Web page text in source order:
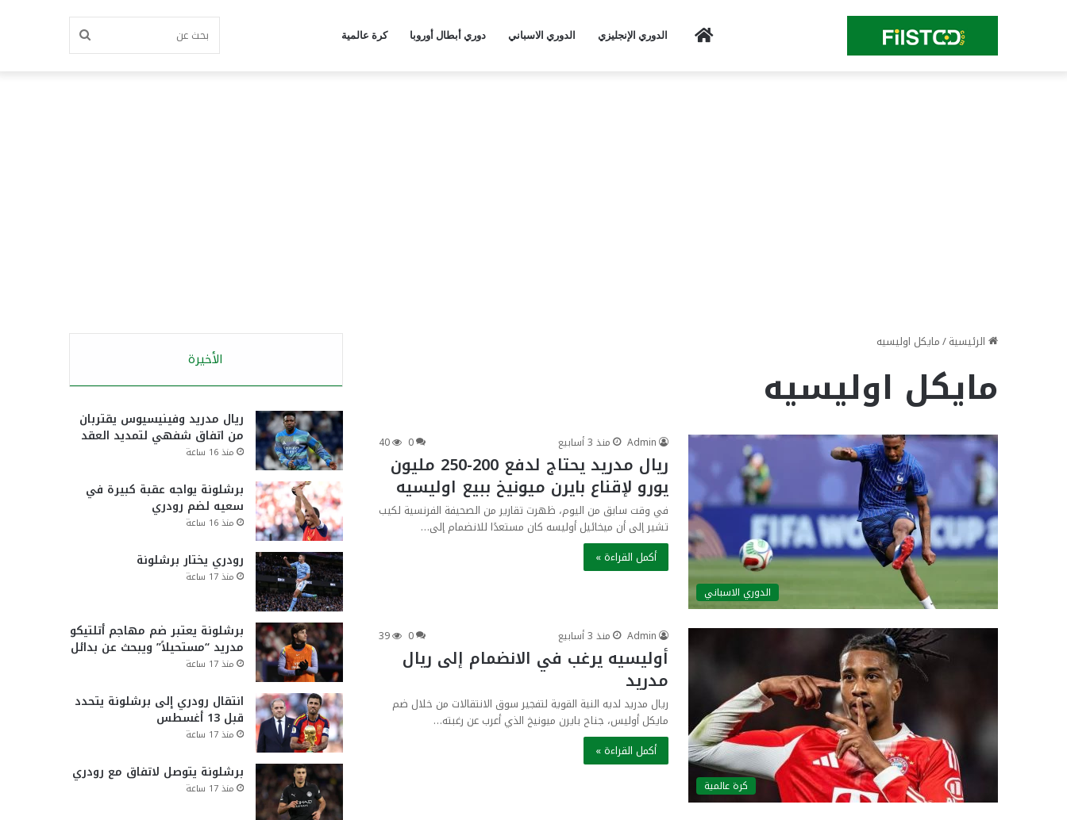
Home الدوري الإنجليزي الدوري الاسباني دوري أبطال أوروبا كرة عالمية بحث
الرئيسية/مايكل اوليسيه
مايكل اوليسيه
الدوري الاسباني
Admin منذ 3 أسابيع 0
40
ريال مدريد يحتاج لدفع 200-250 مليون
يورو لإقناع بايرن ميونيخ ببيع اوليسيه
في وقت سابق من اليوم، ظهرت تقارير من الصحيفة الفرنسية لكيب
تشير إلى أن ميخائيل أوليسه كان مستعدًا للانضمام إلى…
أكمل القراءة »
كرة عالمية
Admin منذ 3 أسابيع 0
39
أوليسيه يرغب في الانضمام إلى ريال
مدريد
ريال مدريد لديه النية القوية لتفجير سوق الانتقالات من خلال ضم
مايكل أوليس، جناح بايرن ميونيخ الذي أعرب عن رغبته…
أكمل القراءة »
الأخيرة
ريال مدريد وفينيسيوس يقتربان
من اتفاق شفهي لتمديد العقد
منذ 16 ساعة
برشلونة يواجه عقبة كبيرة في
سعيه لضم رودري
منذ 16 ساعة
رودري يختار برشلونة
منذ 17 ساعة
برشلونة يعتبر ضم مهاجم أتلتيكو
مدريد “مستحيلاً” ويبحث عن بدائل
منذ 17 ساعة
انتقال رودري إلى برشلونة يتحدد
قبل 13 أغسطس
منذ 17 ساعة
برشلونة يتوصل لاتفاق مع رودري
منذ 17 ساعة